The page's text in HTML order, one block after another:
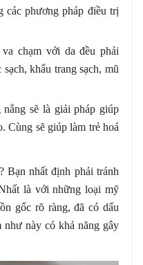
các phương pháp điều trị
chạm với da đều phải
khẩu trang sạch, mũ
sẽ là giải pháp giúp
Cùng sẽ giúp làm trẻ hoá
Bạn nhất định phải tránh
là với những loại mỹ
gốc rõ ràng, đã có dấu
như này có khả năng gây